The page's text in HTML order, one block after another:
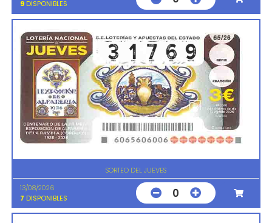
9 DISPONIBLES
SORTEO DEL JUEVES
13/08/2026
7 DISPONIBLES 0